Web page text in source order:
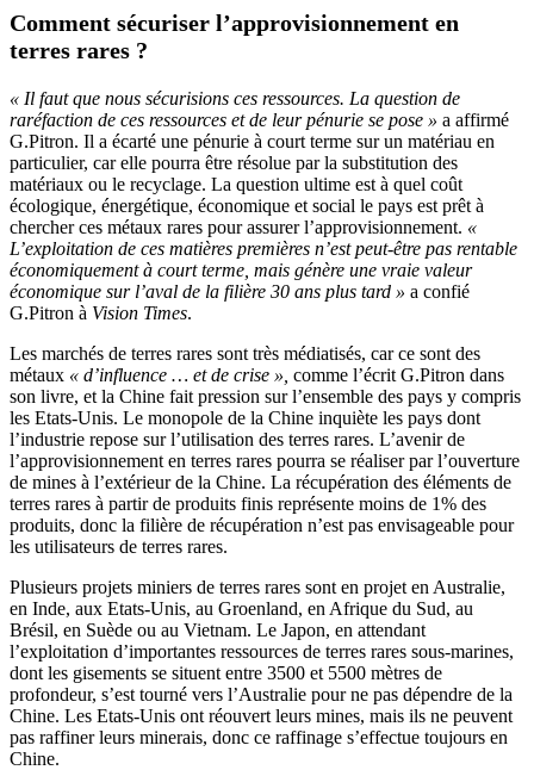
Comment sécuriser l’approvisionnement en
terres rares ?
« Il faut que nous sécurisions ces ressources. La question de
raréfaction de ces ressources et de leur pénurie se pose » a affirmé
G.Pitron. Il a écarté une pénurie à court terme sur un matériau en
particulier, car elle pourra être résolue par la substitution des
matériaux ou le recyclage. La question ultime est à quel coût
écologique, énergétique, économique et social le pays est prêt à
chercher ces métaux rares pour assurer l’approvisionnement. «
L’exploitation de ces matières premières n’est peut-être pas rentable
économiquement à court terme, mais génère une vraie valeur
économique sur l’aval de la filière 30 ans plus tard » a confié
G.Pitron à Vision Times.
Les marchés de terres rares sont très médiatisés, car ce sont des
métaux « d’influence … et de crise », comme l’écrit G.Pitron dans
son livre, et la Chine fait pression sur l’ensemble des pays y compris
les Etats-Unis. Le monopole de la Chine inquiète les pays dont
l’industrie repose sur l’utilisation des terres rares. L’avenir de
l’approvisionnement en terres rares pourra se réaliser par l’ouverture
de mines à l’extérieur de la Chine. La récupération des éléments de
terres rares à partir de produits finis représente moins de 1% des
produits, donc la filière de récupération n’est pas envisageable pour
les utilisateurs de terres rares.
Plusieurs projets miniers de terres rares sont en projet en Australie,
en Inde, aux Etats-Unis, au Groenland, en Afrique du Sud, au
Brésil, en Suède ou au Vietnam. Le Japon, en attendant
l’exploitation d’importantes ressources de terres rares sous-marines,
dont les gisements se situent entre 3500 et 5500 mètres de
profondeur, s’est tourné vers l’Australie pour ne pas dépendre de la
Chine. Les Etats-Unis ont réouvert leurs mines, mais ils ne peuvent
pas raffiner leurs minerais, donc ce raffinage s’effectue toujours en
Chine.